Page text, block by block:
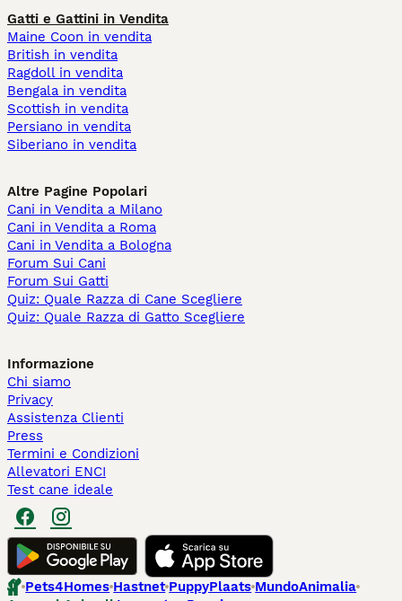
Gatti e Gattini in Vendita
Maine Coon in vendita
British in vendita
Ragdoll in vendita
Bengala in vendita
Scottish in vendita
Persiano in vendita
Siberiano in vendita
Altre Pagine Popolari
Cani in Vendita a Milano
Cani in Vendita a Roma
Cani in Vendita a Bologna
Forum Sui Cani
Forum Sui Gatti
Quiz: Quale Razza di Cane Scegliere
Quiz: Quale Razza di Gatto Scegliere
Informazione
Chi siamo
Privacy
Assistenza Clienti
Press
Termini e Condizioni
Allevatori ENCI
Test cane ideale
Pets4Homes Hastnet PuppyPlaats MundoAnimalia